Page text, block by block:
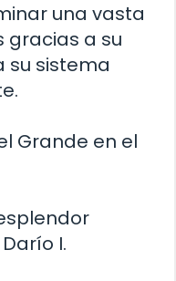
una vasta
gracias a su
su sistema
Grande en el
I.